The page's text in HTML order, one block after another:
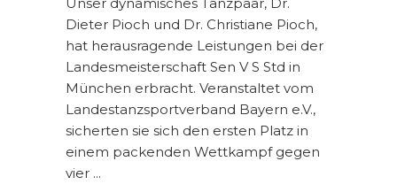
Dieter Pioch und Dr. Christiane Pioch,
hat herausragende Leistungen bei der
Landesmeisterschaft Sen V S Std in
München erbracht. Veranstaltet vom
Landestanzsportverband Bayern e.V.,
sicherten sie sich den ersten Platz in
einem packenden Wettkampf gegen
vier